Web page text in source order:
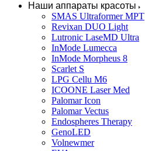
Наши аппараты красоты
SMAS Ultraformer MPT
Revixan DUO Light
Lutronic LaseMD Ultra
InMode Lumecca
InMode Morpheus 8
Scarlet S
LPG Cellu M6
ICOONE Laser Med
Palomar Icon
Palomar Vectus
Endospheres Therapy
GenoLED
Volnewmer